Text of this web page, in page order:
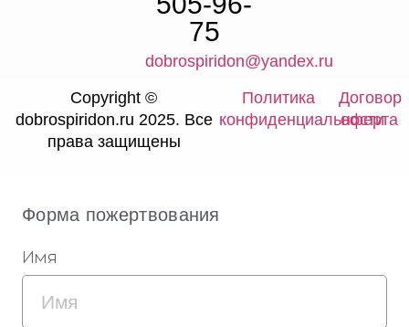
75
dobrospiridon@yandex.ru
Copyright ©
dobrospiridon.ru 2025. Все
права защищены
Политика
конфиденциальности
Договор
оферта
Форма пожертвования
Имя